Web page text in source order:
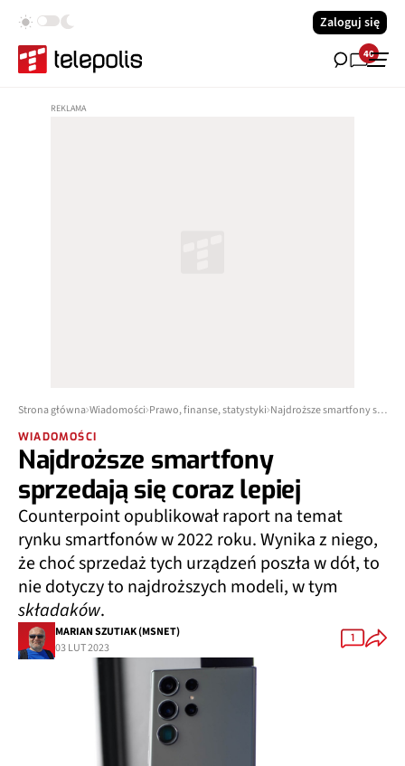
Zaloguj się
40
Strona główna Wiadomości Prawo, finanse, statystyki Najdroższe smartfony sprzedają się coraz lepiej
WIADOMOŚCI
Najdroższe smartfony
sprzedają się coraz lepiej
Counterpoint opublikował raport na temat
rynku smartfonów w 2022 roku. Wynika z niego,
że choć sprzedaż tych urządzeń poszła w dół, to
nie dotyczy to najdroższych modeli, w tym
składaków.
MARIAN SZUTIAK (MSNET)
03 LUT 2023
1